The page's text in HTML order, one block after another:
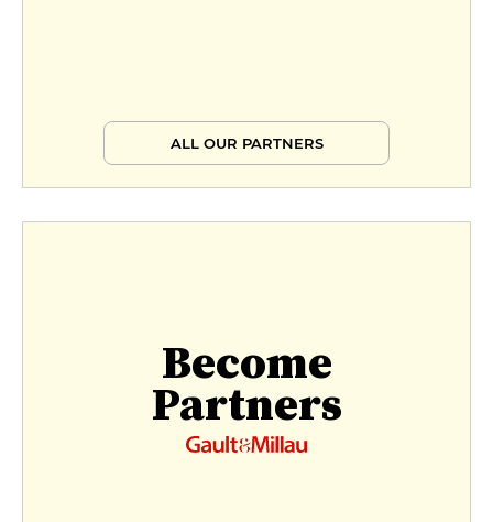
ALL OUR PARTNERS
Become
Partners